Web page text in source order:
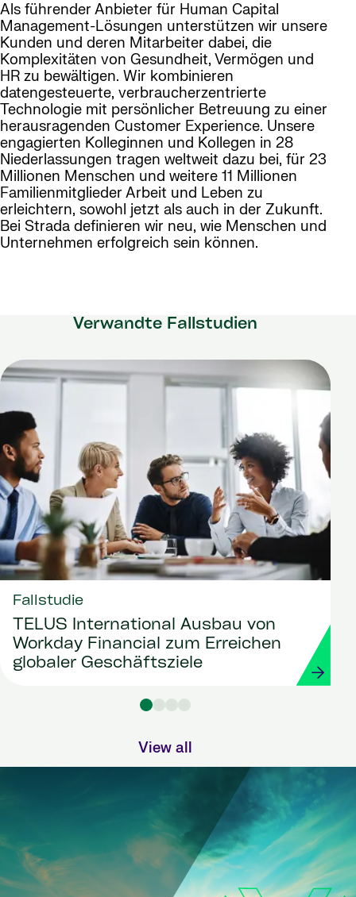
Als führender Anbieter für Human Capital
Management-Lösungen unterstützen wir unsere
Kunden und deren Mitarbeiter dabei, die
Komplexitäten von Gesundheit, Vermögen und
HR zu bewältigen. Wir kombinieren
datengesteuerte, verbraucherzentrierte
Technologie mit persönlicher Betreuung zu einer
herausragenden Customer Experience. Unsere
engagierten Kolleginnen und Kollegen in 28
Niederlassungen tragen weltweit dazu bei, für 23
Millionen Menschen und weitere 11 Millionen
Familienmitglieder Arbeit und Leben zu
erleichtern, sowohl jetzt als auch in der Zukunft.
Bei Strada definieren wir neu, wie Menschen und
Unternehmen erfolgreich sein können.
Verwandte Fallstudien
Fallstudie
TELUS International Ausbau von
Workday Financial zum Erreichen
globaler Geschäftsziele
View all